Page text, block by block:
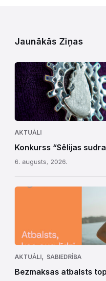
Jaunākās Ziņas
AKTUĀLI
Konkurss “Sēlijas
6. augusts, 2026.
AKTUĀLI, SABIEDRĪBA
Bezmaksas atbalsts